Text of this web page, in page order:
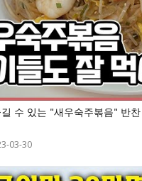
수 있는 "새우숙주볶음" 반찬
03-30